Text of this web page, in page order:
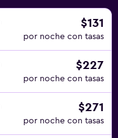
$131
por noche con tasas
$227
por noche con tasas
$271
por noche con tasas